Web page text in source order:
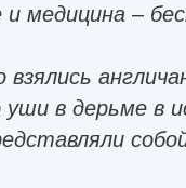
и медицина –
взялись
уши в дерьме в